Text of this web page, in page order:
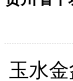
玉水